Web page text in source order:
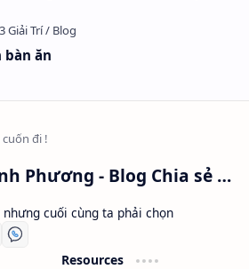
bàn ăn
Nguyễn Minh Phương - Blog Chia sẻ Kiến thức Chứng khoán & Tài liệu Toán học
cuối cùng ta phải chọn
Resources